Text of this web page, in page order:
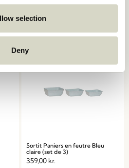
selection
Deny
Sortit Paniers en feutre Bleu
claire (set de 3)
359,00 kr.